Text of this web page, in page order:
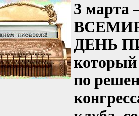
3 марта
ДЕНЬ
который
по